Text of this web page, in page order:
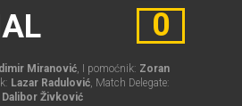
0
Miranović, I pomoćnik: Zoran
Lazar Radulović, Match Delegate:
Dalibor Živković